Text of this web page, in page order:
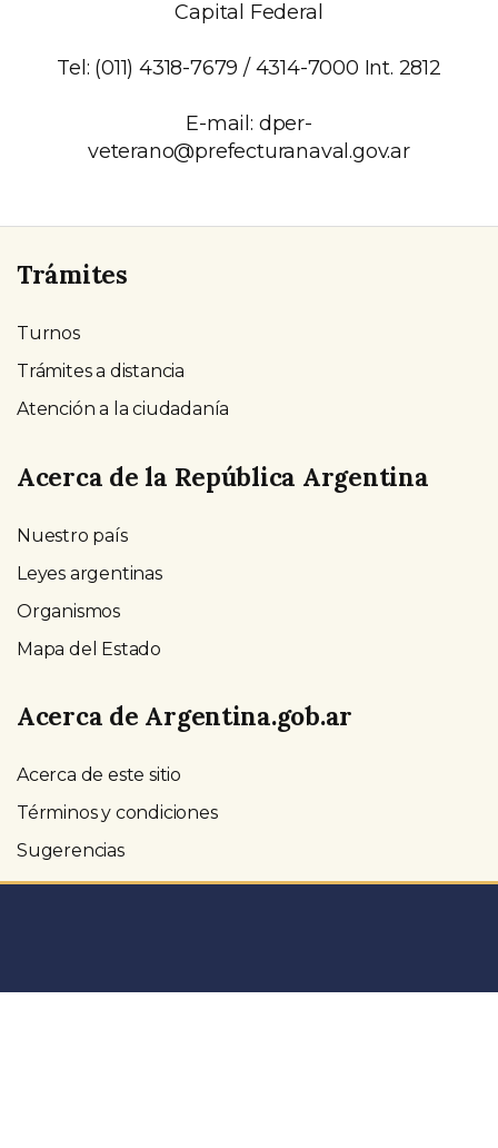
Capital Federal
Tel: (011) 4318-7679 / 4314-7000 Int. 2812
E-mail: dper-
veterano@prefecturanaval.gov.ar
Trámites
Turnos
Trámites a distancia
Atención a la ciudadanía
Acerca de la República Argentina
Nuestro país
Leyes argentinas
Organismos
Mapa del Estado
Acerca de Argentina.gob.ar
Acerca de este sitio
Términos y condiciones
Sugerencias